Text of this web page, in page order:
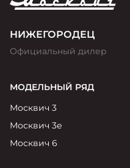
НИЖЕГОРОДЕЦ
Официальный дилер
МОДЕЛЬНЫЙ РЯД
Москвич 3
Москвич 3е
Москвич 6